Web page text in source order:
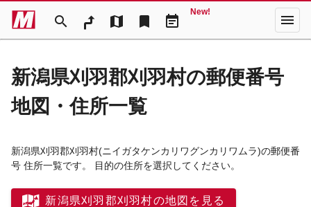
search map bookmark event_note
New! menu
新潟県刈羽郡刈羽村の郵便番号
地図・住所一覧
新潟県刈羽郡刈羽村(ニイガタケンカリワグンカリワムラ)の郵便番
号 住所一覧です。 目的の住所を選択してください。
新潟県刈羽郡刈羽村の地図を見る